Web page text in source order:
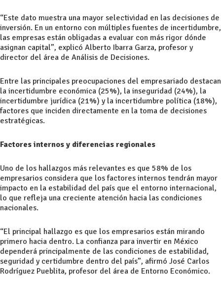
“Este dato muestra una mayor selectividad en las decisiones de
inversión. En un entorno con múltiples fuentes de incertidumbre,
las empresas están obligadas a evaluar con más rigor dónde
asignan capital”, explicó Alberto Ibarra Garza, profesor y
director del área de Análisis de Decisiones.
Entre las principales preocupaciones del empresariado destacan
la incertidumbre económica (25%), la inseguridad (24%), la
incertidumbre jurídica (21%) y la incertidumbre política (18%),
factores que inciden directamente en la toma de decisiones
estratégicas.
Factores internos y diferencias regionales
Uno de los hallazgos más relevantes es que 58% de los
empresarios considera que los factores internos tendrán mayor
impacto en la estabilidad del país que el entorno internacional,
lo que refleja una creciente atención hacia las condiciones
nacionales.
“El principal hallazgo es que los empresarios están mirando
primero hacia dentro. La confianza para invertir en México
dependerá principalmente de las condiciones de estabilidad,
seguridad y certidumbre dentro del país”, afirmó José Carlos
Rodríguez Pueblita, profesor del área de Entorno Económico.